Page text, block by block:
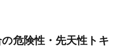
危険性・先天性トキ